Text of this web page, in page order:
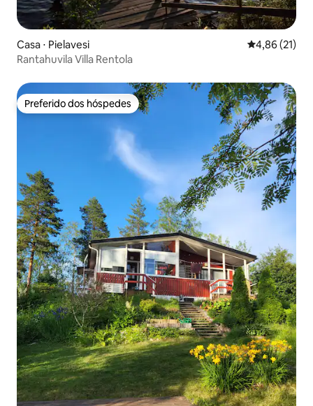
Casa ⋅ Pielavesi 4,86 de uma
4,86 (21)
Rantahuvila Villa Rentola
Preferido dos hóspedes
Preferido dos hóspedes